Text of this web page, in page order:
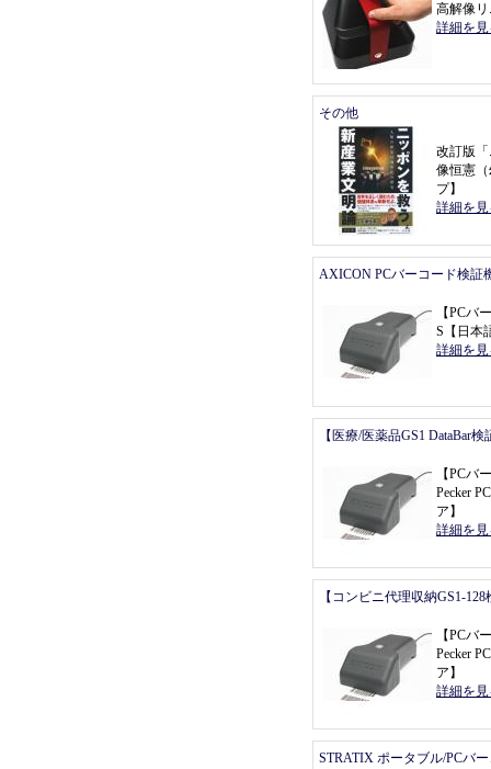
高解像
詳細を
その他
改訂版 「
像恒憲 （
プ】
詳細を
AXICON PCバーコード検証
【PCバ
S 【 日本
詳細を
【医療/医薬品GS1 DataBar
【PCバ
Pecker
ア 】
詳細を
【コンビニ代理収納GS1-
【PCバ
Pecker
ア 】
詳細を
STRATIX ポータブル/PCバ